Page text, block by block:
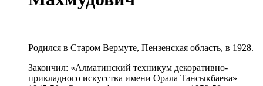
Родился в Старом Вермуте, Пензенская область, в 1928.
Закончил: «Алматинский техникум декоративно-
прикладного искусства имени Орала Тансыкбаева»